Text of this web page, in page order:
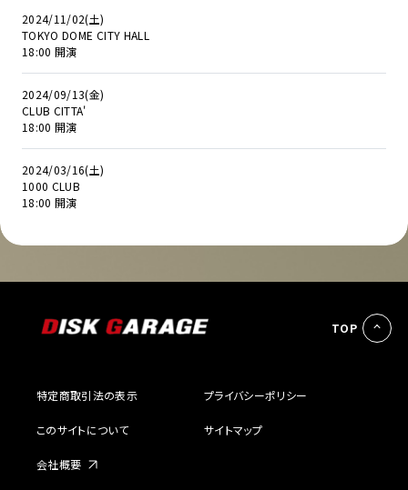
2024/11/02(土)
TOKYO DOME CITY HALL
18:00 開演
2024/09/13(金)
CLUB CITTA'
18:00 開演
2024/03/16(土)
1000 CLUB
18:00 開演
TOP
特定商取引法の表示 プライバシーポリシー
このサイトについて サイトマップ
会社概要